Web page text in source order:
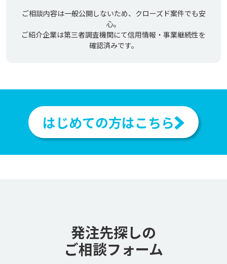
ご相談内容は一般公開しないため、クローズド案件でも安
心。
ご紹介企業は第三者調査機関にて信用情報・事業継続性を
確認済みです。
はじめての方はこちら
発注先探しの
ご相談フォーム